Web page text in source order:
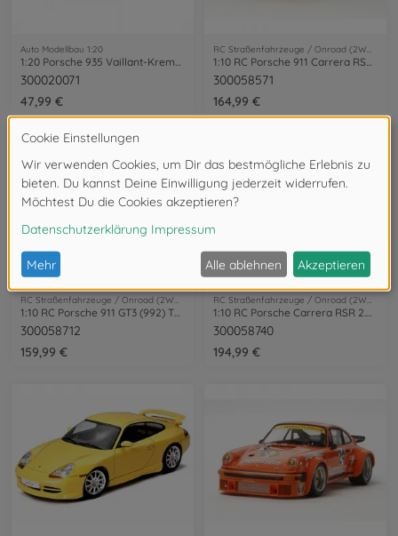
Auto Modellbau 1:20
300020071
47,99 €
RC Straßenfahrzeuge / Onroad (2WD/4WD)
300058571
164,99 €
RC Straßenfahrzeuge / Onroad (2WD/4WD)
1:10 RC Porsche 911 GT3 (992) TT-02
300058712
159,99 €
RC Straßenfahrzeuge / Onroad (2WD/4WD)
1:10 RC Porsche Carrera RSR 2.8 BT-01
300058740
194,99 €